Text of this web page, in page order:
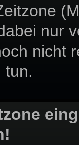
nur
nicht
tun.